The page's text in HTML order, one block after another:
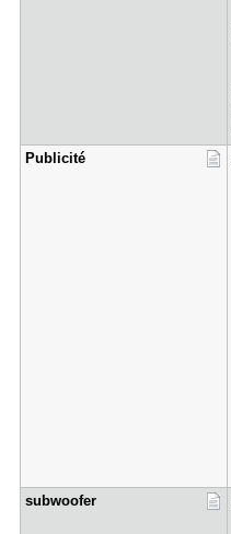
Publicité
subwoofer